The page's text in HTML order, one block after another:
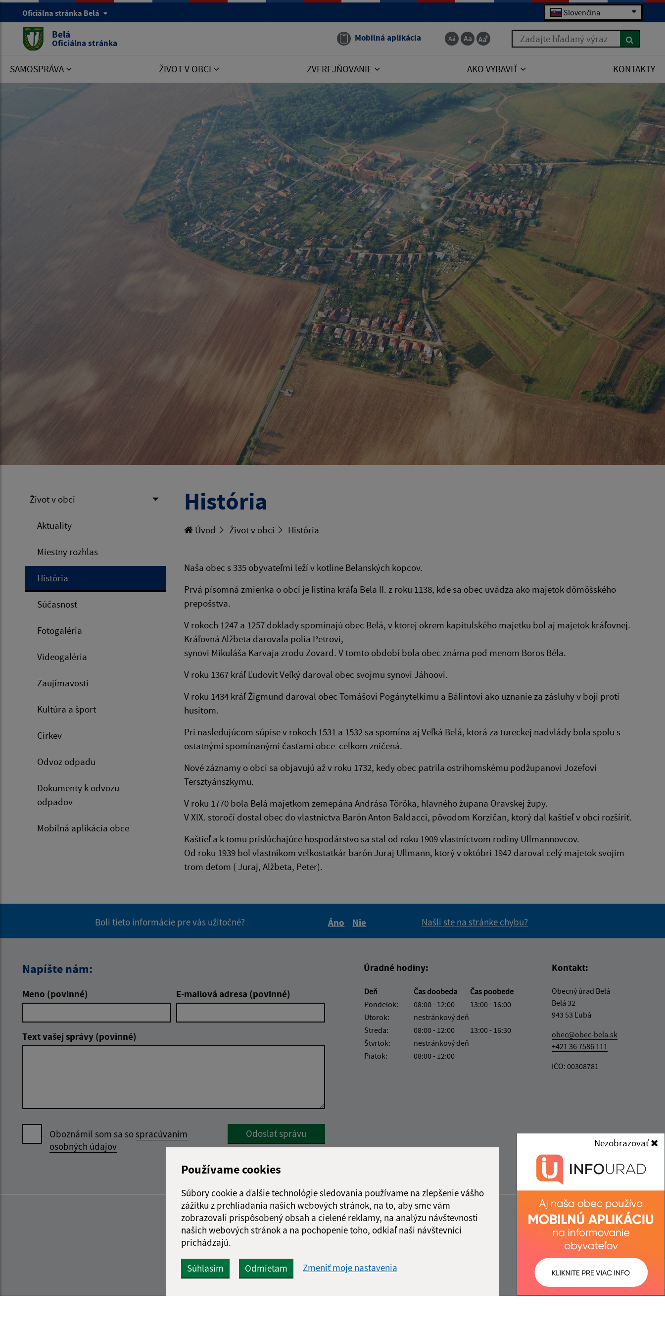
Používame cookies
Súbory cookie a ďalšie technológie sledovania používame na zlepšenie vášho
zážitku z prehliadania našich webových stránok, na to, aby sme vám
zobrazovali prispôsobený obsah a cielené reklamy, na analýzu návštevnosti
našich webových stránok a na pochopenie toho, odkiaľ naši návštevníci
prichádzajú.
Súhlasím Odmietam Zmeniť moje nastavenia
Nezobrazovať
Oficiálna stránka Belá Slovenčina
Belá
Oficiálna stránka Mobilná aplikácia Zadajte hľadaný výraz
SAMOSPRÁVA ŽIVOT V OBCI ZVEREJŇOVANIE AKO VYBAVIŤ KONTAKTY
Život v obci
Aktuality
Miestny rozhlas
História
Súčasnosť
Fotogaléria
Videogaléria
Zaujímavosti
Kultúra a šport
Cirkev
Odvoz odpadu
Dokumenty k odvozu
odpadov
Mobilná aplikácia obce
História
Úvod Život v obci História
Naša obec s 335 obyvateľmi leží v kotline Belanských kopcov.
Prvá písomná zmienka o obci je listina kráľa Bela II. z roku 1138, kde sa obec uvádza ako majetok dömöšského
prepošstva.
V rokoch 1247 a 1257 doklady spomínajú obec Belá, v ktorej okrem kapitulského majetku bol aj majetok kráľovnej.
Kráľovná Alžbeta darovala polia Petrovi,
synovi Mikuláša Karvaja zrodu Zovard. V tomto období bola obec známa pod menom Boros Béla.
V roku 1367 kráľ Ľudovít Veľký daroval obec svojmu synovi Jáhoovi.
V roku 1434 kráľ Žigmund daroval obec Tomášovi Pogánytelkimu a Bálintovi ako uznanie za zásluhy v boji proti
husitom.
Pri nasledujúcom súpise v rokoch 1531 a 1532 sa spomína aj Veľká Belá, ktorá za tureckej nadvlády bola spolu s
ostatnými spomínanými časťami obce celkom zničená.
Nové záznamy o obci sa objavujú až v roku 1732, kedy obec patrila ostrihomskému podžupanovi Jozefovi
Tersztyánszkymu.
V roku 1770 bola Belá majetkom zemepána Andrása Töröka, hlavného župana Oravskej župy.
V XIX. storočí dostal obec do vlastníctva Barón Anton Baldacci, pôvodom Korzičan, ktorý dal kaštieľ v obci rozšíriť.
Kaštieľ a k tomu prislúchajúce hospodárstvo sa stal od roku 1909 vlastníctvom rodiny Ullmannovcov.
Od roku 1939 bol vlastníkom veľkostatkár barón Juraj Ullmann, ktorý v októbri 1942 daroval celý majetok svojim
trom deťom ( Juraj, Alžbeta, Peter).
Boli tieto informácie pre vás užitočné?
Áno
Nie
Našli ste na stránke chybu?
Napíšte nám:
Meno (povinné) E-mailová adresa (povinné)
Text vašej správy (povinné)
Oboznámil som sa sospracúvaním
osobných údajov
Google reCaptcha Response
Odoslať správu
Úradné hodiny:
Deň Čas doobeda
Čas poobede
Pondelok:
08:00 - 12:00
13:00 - 16:00
Utorok:
nestránkový deň
Streda:
08:00 - 12:00
13:00 - 16:30
Štvrtok:
nestránkový deň
Piatok:
08:00 - 12:00
Kontakt:
Obecný úrad Belá
Belá 32
943 53 Ľubá
obec@obec-bela.sk
+421 36 7586 111
IČO: 00308781